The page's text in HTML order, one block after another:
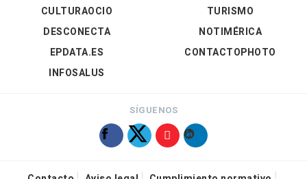
CULTURAOCIO
DESCONECTA
EPDATA.ES
INFOSALUS
TURISMO
NOTIMÉRICA
CONTACTOPHOTO
SÍGUENOS